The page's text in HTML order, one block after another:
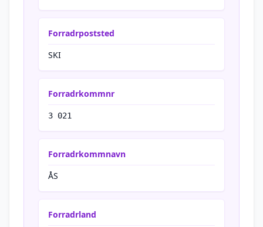
Forradrpoststed
SKI
Forradrkommnr
3 021
Forradrkommnavn
ÅS
Forradrland